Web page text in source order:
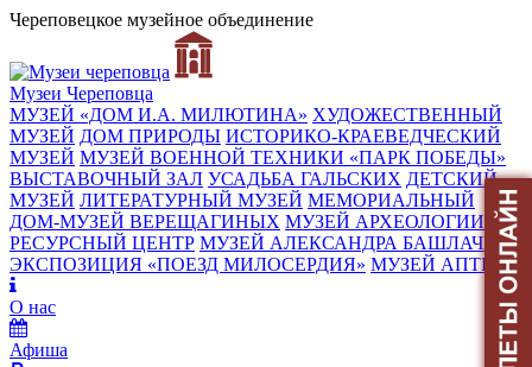
Череповецкое музейное объединение
Музеи Череповца
МУЗЕЙ «‎ДОМ И.А. МИЛЮТИНА» ХУДОЖЕСТВЕННЫЙ
МУЗЕЙ ДОМ ПРИРОДЫ ИСТОРИКО-КРАЕВЕДЧЕСКИЙ
МУЗЕЙ МУЗЕЙ ВОЕННОЙ ТЕХНИКИ «ПАРК ПОБЕДЫ»
ВЫСТАВОЧНЫЙ ЗАЛ УСАДЬБА ГАЛЬСКИХ ДЕТСКИЙ
МУЗЕЙ ЛИТЕРАТУРНЫЙ МУЗЕЙ МЕМОРИАЛЬНЫЙ
ДОМ-МУЗЕЙ ВЕРЕЩАГИНЫХ МУЗЕЙ АРХЕОЛОГИИ
РЕСУРСНЫЙ ЦЕНТР МУЗЕЙ АЛЕКСАНДРА БАШЛАЧЁВА
ЭКСПОЗИЦИЯ «ПОЕЗД МИЛОСЕРДИЯ» МУЗЕЙ АПТЕКИ
О нас
Афиша